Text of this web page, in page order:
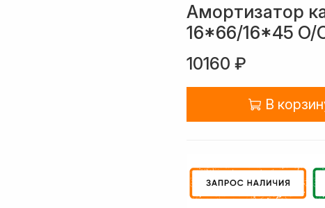
Амортизатор
16*66/16*45 O/
10160 ₽
В